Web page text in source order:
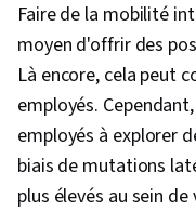
Faire de la mobilité
moyen d'offrir des
Là encore, cela peut
employés.
employés à explorer
biais de mutations
plus élevés au sein